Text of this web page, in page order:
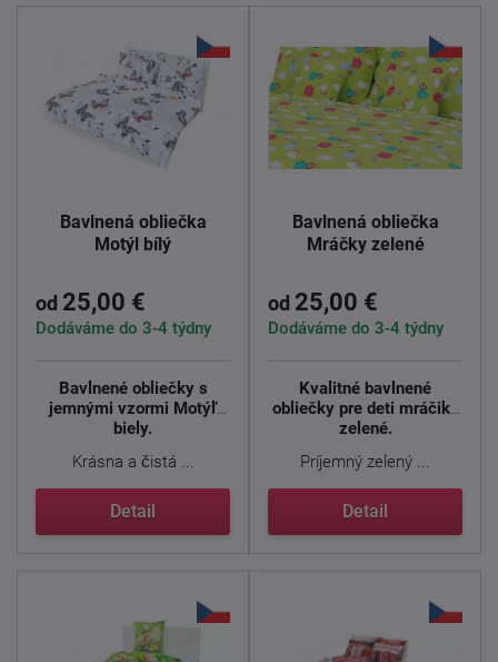
Bavlnená obliečka
Motýl bílý
od 25,00 €
Dodáváme do 3-4 týdny
Bavlnené obliečky s
jemnými vzormi Motýľ
biely.
Krásna a čistá ...
Detail
Bavlnená obliečka
Mráčky zelené
od 25,00 €
Dodáváme do 3-4 týdny
Kvalitné bavlnené
obliečky pre deti mráčika
zelené.
Príjemný zelený ...
Detail